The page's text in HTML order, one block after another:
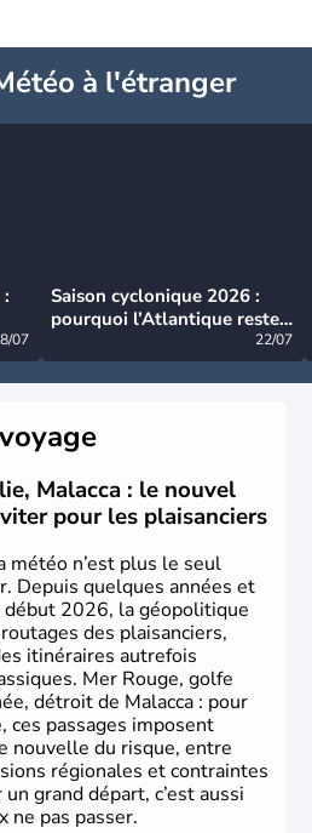
à l'étranger
07
Saison cyclonique 2026 :
pourquoi l’Atlantique reste
22/07
Malacca : le nouvel
pour les plaisanciers
météo n’est plus le seul
Depuis quelques années et
2026, la géopolitique
des plaisanciers,
itinéraires autrefois
Mer Rouge, golfe
détroit de Malacca : pour
ces passages imposent
nouvelle du risque, entre
régionales et contraintes
grand départ, c’est aussi
ne pas passer.